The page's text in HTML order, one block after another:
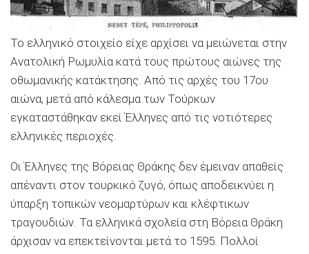
Το ελληνικό στοιχείο είχε αρχίσει να μειώνεται στην
Ανατολική Ρωμυλία κατά τους πρώτους αιώνες της
οθωμανικής κατάκτησης. Από τις αρχές του 17ου
αιώνα, μετά από κάλεσμα των Τούρκων
εγκαταστάθηκαν εκεί Έλληνες από τις νοτιότερες
ελληνικές περιοχές.
Οι Έλληνες της Βόρειας Θράκης δεν έμειναν απαθείς
απέναντι στον τουρκικό ζυγό, όπως αποδεικνύει η
ύπαρξη τοπικών νεομαρτύρων και κλέφτικων
τραγουδιών. Τα ελληνικά σχολεία στη Βόρεια Θράκη
άρχισαν να επεκτείνονται μετά το 1595. Πολλοί